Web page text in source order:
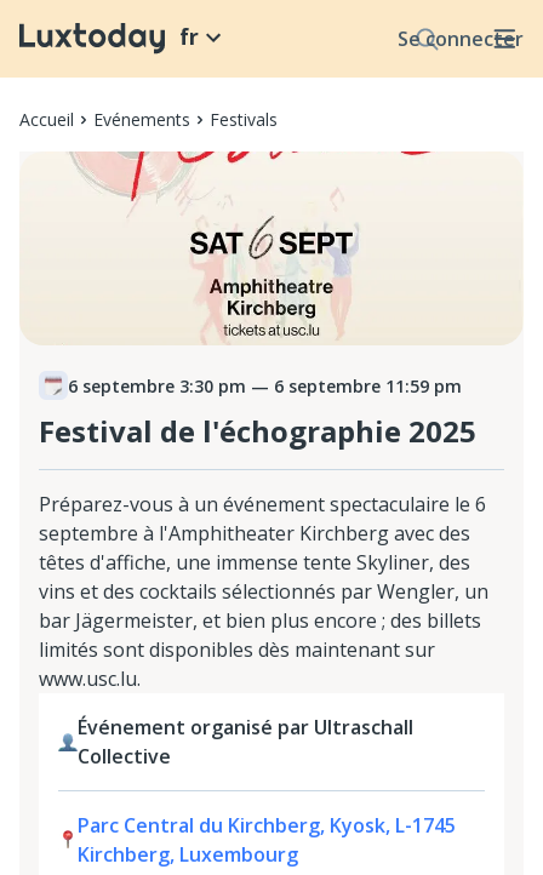
Se connecter
fr
Accueil Evénements Festivals
6 septembre 3:30 pm — 6 septembre 11:59 pm
Festival de l'échographie 2025
Préparez-vous à un événement spectaculaire le 6
septembre à l'Amphitheater Kirchberg avec des
têtes d'affiche, une immense tente Skyliner, des
vins et des cocktails sélectionnés par Wengler, un
bar Jägermeister, et bien plus encore ; des billets
limités sont disponibles dès maintenant sur
www.usc.lu.
Événement organisé par Ultraschall
Collective
Parc Central du Kirchberg, Kyosk, L-1745
Kirchberg, Luxembourg